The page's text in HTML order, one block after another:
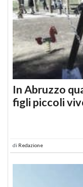
In Abruzzo
figli piccoli
di Redazione